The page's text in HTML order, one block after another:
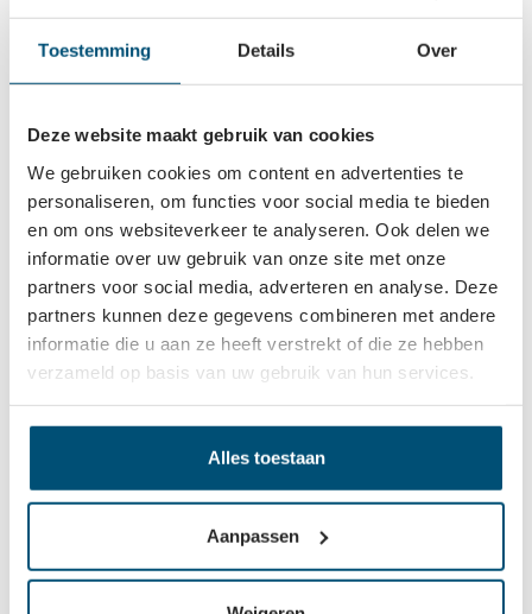
Toestemming Details Over
Deze website maakt gebruik van cookies
We gebruiken cookies om content en advertenties te
personaliseren, om functies voor social media te bieden
en om ons websiteverkeer te analyseren. Ook delen we
informatie over uw gebruik van onze site met onze
partners voor social media, adverteren en analyse. Deze
partners kunnen deze gegevens combineren met andere
informatie die u aan ze heeft verstrekt of die ze hebben
verzameld op basis van uw gebruik van hun services.
Alles toestaan
Aanpassen
Beschrijving
Om een werkplek netjes te houden is het zaak om
bekabeling goed weg te werken. Met deze luxe dreika
kabeldoorvoerkappen kunn…Meer
Eigenschappen